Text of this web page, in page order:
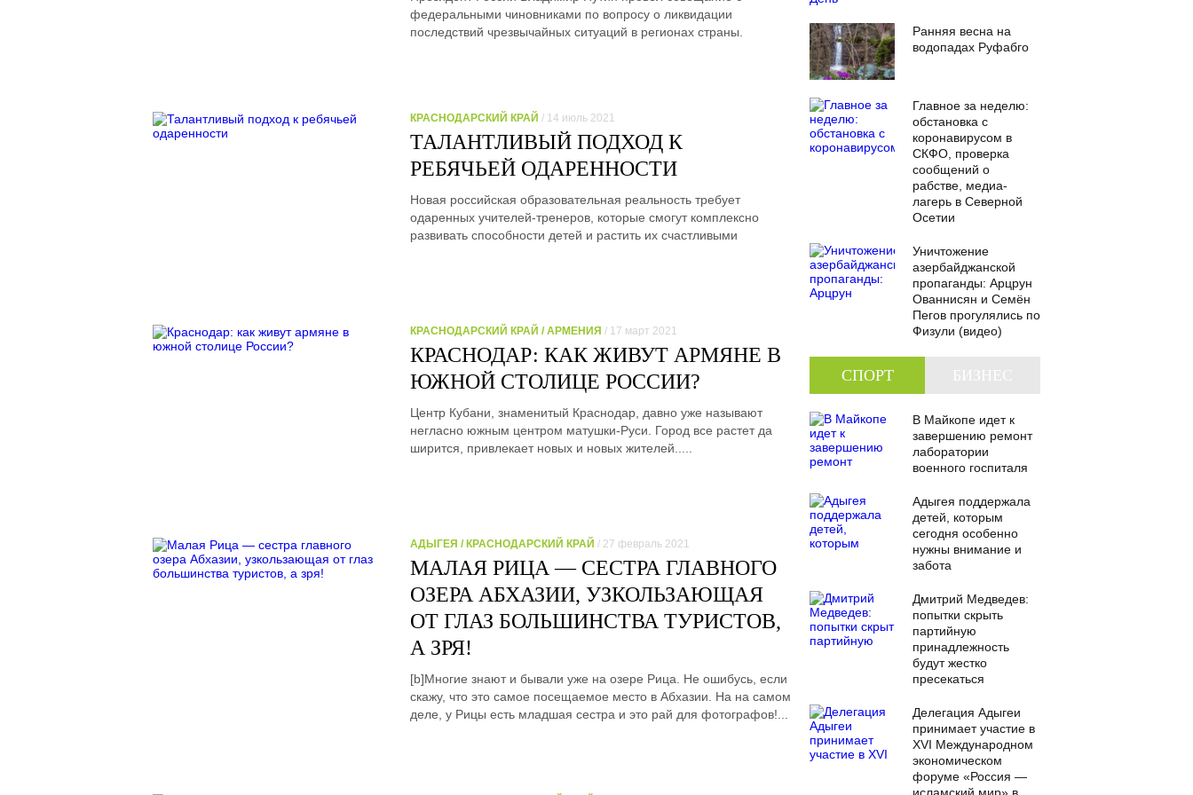
федеральными чиновниками по вопросу о ликвидации
последствий чрезвычайных ситуаций в регионах страны.
КРАСНОДАРСКИЙ КРАЙ / 14 июль 2021
ТАЛАНТЛИВЫЙ ПОДХОД К
РЕБЯЧЬЕЙ ОДАРЕННОСТИ
Новая российская образовательная реальность требует
одаренных учителей-тренеров, которые смогут комплексно
развивать способности детей и растить их счастливыми
КРАСНОДАРСКИЙ КРАЙ / АРМЕНИЯ / 17 март 2021
КРАСНОДАР: КАК ЖИВУТ АРМЯНЕ В
ЮЖНОЙ СТОЛИЦЕ РОССИИ?
Центр Кубани, знаменитый Краснодар, давно уже называют
негласно южным центром матушки-Руси. Город все растет да
ширится, привлекает новых и новых жителей.....
АДЫГЕЯ / КРАСНОДАРСКИЙ КРАЙ / 27 февраль 2021
МАЛАЯ РИЦА — СЕСТРА ГЛАВНОГО
ОЗЕРА АБХАЗИИ, УЗКОЛЬЗАЮЩАЯ
ОТ ГЛАЗ БОЛЬШИНСТВА ТУРИСТОВ,
А ЗРЯ!
[b]Многие знают и бывали уже на озере Рица. Не ошибусь, если
скажу, что это самое посещаемое место в Абхазии. На на самом
деле, у Рицы есть младшая сестра и это рай для фотографов!...
Ранняя весна на
водопадах Руфабго
Главное за неделю:
обстановка с
коронавирусом в
СКФО, проверка
сообщений о
рабстве, медиа-
лагерь в Северной
Осетии
Уничтожение
азербайджанской
пропаганды: Арцрун
Ованнисян и Семён
Пегов прогулялись по
Физули (видео)
СПОРТ
В Майкопе идет к
завершению ремонт
лаборатории
военного госпиталя
Адыгея поддержала
детей, которым
сегодня особенно
нужны внимание и
забота
Дмитрий Медведев:
попытки скрыть
партийную
принадлежность
будут жестко
пресекаться
Делегация Адыгеи
принимает участие в
XVI Международном
экономическом
форуме «Россия —